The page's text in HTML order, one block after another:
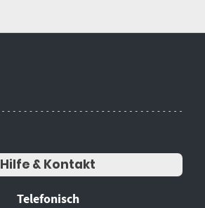
Hilfe & Kontakt
Telefonisch